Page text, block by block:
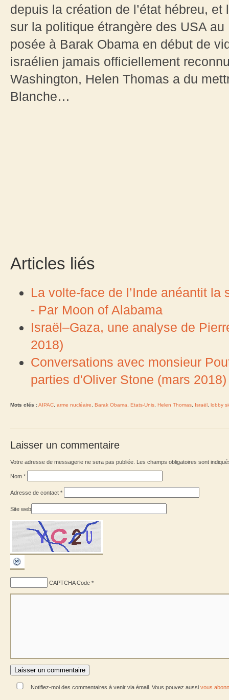
depuis la création de l’état hébreu,
sur la politique étrangère des USA
posée à Barak Obama en début de
israélien jamais officiellement
Washington, Helen Thomas a du
Blanche…
Articles liés
La volte-face de l’Inde anéantit
- Par Moon of Alabama
Israël–Gaza, une analyse de
2018)
Conversations avec monsieur
parties d'Oliver Stone (mars 2018)
Mots clés :AIPAC arme nucléaire Barak Obama Etats-Unis Helen Thomas Israël lobby
Laisser un commentaire
Votre adresse de messagerie ne sera pas publiée. Les champs obligatoires sont
Nom *
Adresse de contact *
Site web
CAPTCHA Code *
Notifiez-moi des commentaires à venir via émail. Vous pouvez aussi vous